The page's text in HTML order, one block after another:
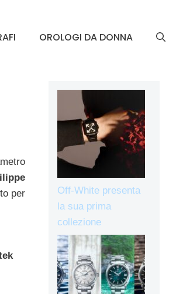
OROLOGI DA DONNA
per
Off-White presenta
la sua prima
collezione